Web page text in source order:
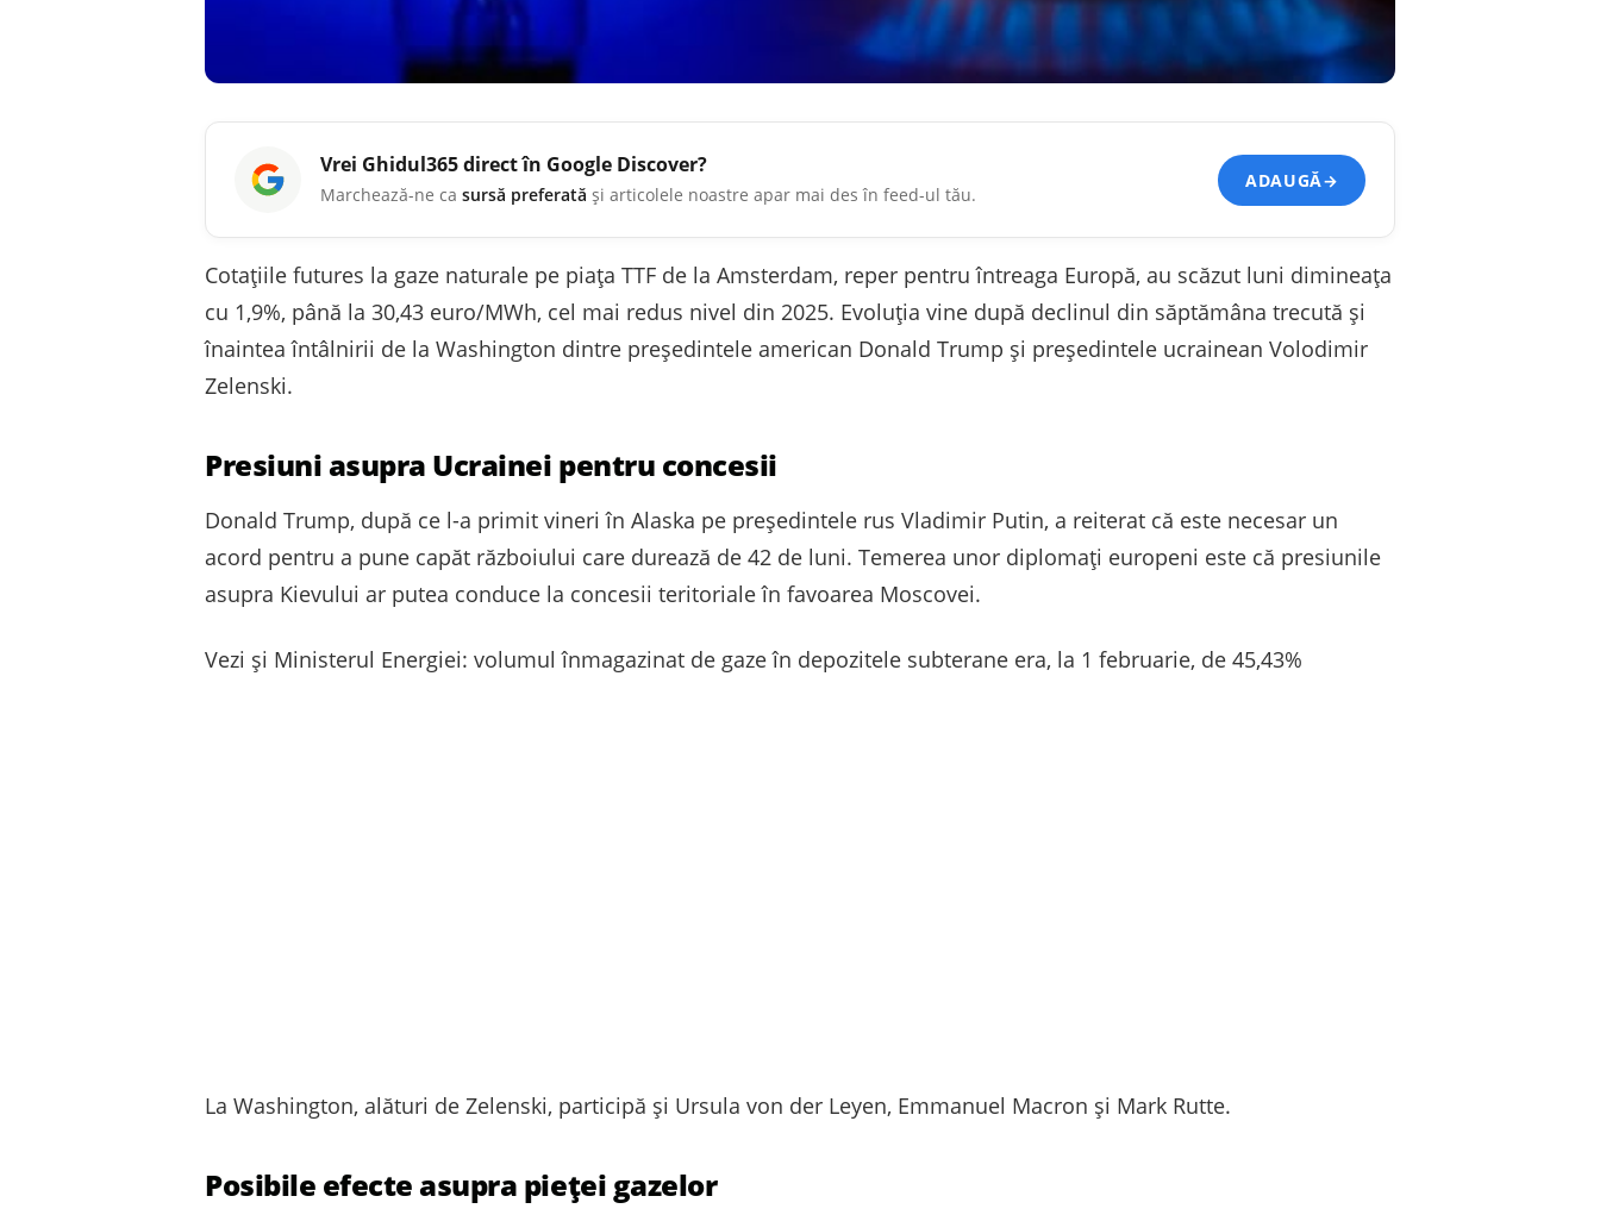
Vrei Ghidul365direct în Google Discover?
Marchează-ne ca sursă preferată și articolele noastre apar mai des în feed-ul tău.
ADAUGĂ→
Cotațiile futures la gaze naturale pe piața TTF de la Amsterdam, reper pentru întreaga Europă, au scăzut luni dimineața
cu 1,9%, până la 30,43 euro/MWh, cel mai redus nivel din 2025. Evoluția vine după declinul din săptămâna trecută și
înaintea întâlnirii de la Washington dintre președintele american Donald Trump și președintele ucrainean Volodimir
Zelenski.
Presiuni asupra Ucrainei pentru concesii
Donald Trump, după ce l-a primit vineri în Alaska pe președintele rus Vladimir Putin, a reiterat că este necesar un
acord pentru a pune capăt războiului care durează de 42 de luni. Temerea unor diplomați europeni este că presiunile
asupra Kievului ar putea conduce la concesii teritoriale în favoarea Moscovei.
Vezi și Ministerul Energiei: volumul înmagazinat de gaze în depozitele subterane era, la 1 februarie, de 45,43%
La Washington, alături de Zelenski, participă și Ursula von der Leyen, Emmanuel Macron și Mark Rutte.
Posibile efecte asupra pieței gazelor